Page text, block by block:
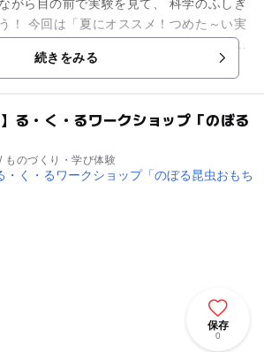
がら目の前で実験を見て、 科学のふしぎ
～い実
続きをみる
る・く・るワークショップ「のぼる
ものづくり・学び体験
保存
0